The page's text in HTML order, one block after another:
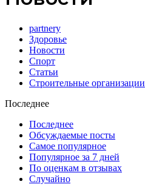
partnery
Здоровье
Новости
Спорт
Статьи
Строительные организации
Последнее
Последнее
Обсуждаемые посты
Самое популярное
Популярное за 7 дней
По оценкам в отзывах
Случайно